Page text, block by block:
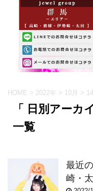
HOME > 2022年 > 10月 >
「 日別アーカ
一覧
最近
崎・